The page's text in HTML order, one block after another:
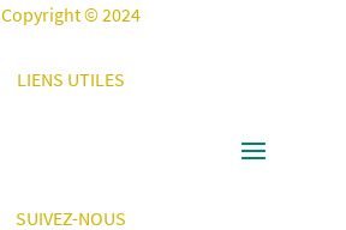
Copyright © 2024
LIENS UTILES
SUIVEZ-NOUS